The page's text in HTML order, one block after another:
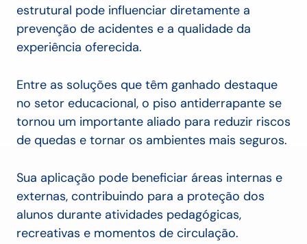
estrutural pode influenciar diretamente a
prevenção de acidentes e a qualidade da
experiência oferecida.
Entre as soluções que têm ganhado destaque
no setor educacional, o piso antiderrapante se
tornou um importante aliado para reduzir riscos
de quedas e tornar os ambientes mais seguros.
Sua aplicação pode beneficiar áreas internas e
externas, contribuindo para a proteção dos
alunos durante atividades pedagógicas,
recreativas e momentos de circulação.